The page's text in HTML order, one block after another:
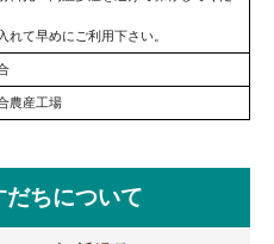
れて早めにご利用下さい。
農産工場
ちについて